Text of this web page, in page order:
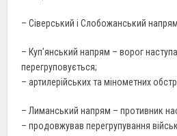
– Сіверський і Слобожанський
– Куп’янський напрям – ворог
перегруповується;
– артилерійських та мінометних
– Лиманський напрям – противник
– продовжував перегрупування